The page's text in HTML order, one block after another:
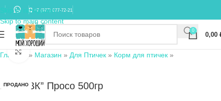
Skip to navigation
Skip to main content
+7 (977) 677-72-21
0
0,00
Главная » Магазин » Для Птичек » Корм для птичек »
ПРОДАНО
Нажмите, чтобы увеличить
Вака “ВК” Просо 500гр